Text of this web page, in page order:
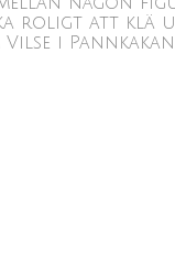
roligt att klä
i